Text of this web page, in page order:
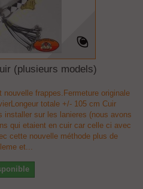
(plusieurs models)
frappes.Fermeture originale
totale +/- 105 cm Cuir
installer sur les lanieres (nous avons
qui etaient en cuir car celle ci avec
cette nouvelle méthode plus de
et...